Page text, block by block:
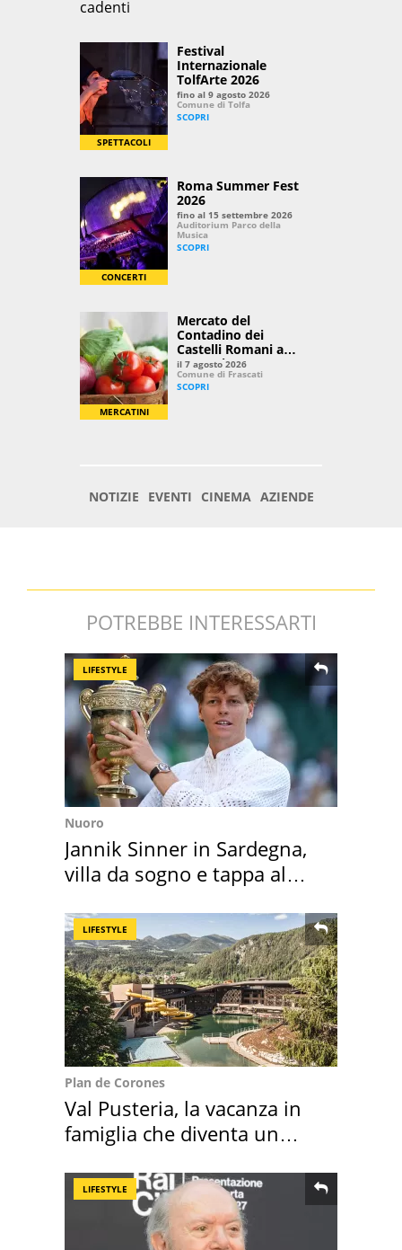
POTREBBE INTERESSARTI
LIFESTYLE
Nuoro
Jannik Sinner in Sardegna,
villa da sogno e tappa al
LIFESTYLE
Plan de Corones
Val Pusteria, la vacanza in
famiglia che diventa un
LIFESTYLE